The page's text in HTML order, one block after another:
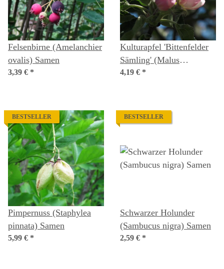
Felsenbirne (Amelanchier
ovalis) Samen
3,39 € *
Kulturapfel 'Bittenfelder
Sämling' (Malus
domestica) Samen
4,19 € *
BESTSELLER
Pimpernuss (Staphylea
pinnata) Samen
5,99 € *
BESTSELLER
Schwarzer Holunder
(Sambucus nigra) Samen
2,59 € *